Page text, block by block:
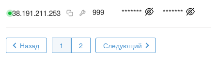
38.191.211.253 999 ******* *******
Назад 1 2 Следующий